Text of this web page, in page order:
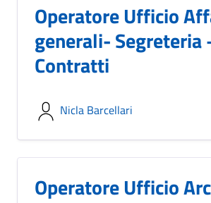
Operatore Ufficio
generali- Segreteria
Contratti
Nicla Barcellari
Operatore Ufficio